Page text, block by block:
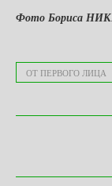
Фото Бориса
ОТ ПЕРВОГО ЛИЦА